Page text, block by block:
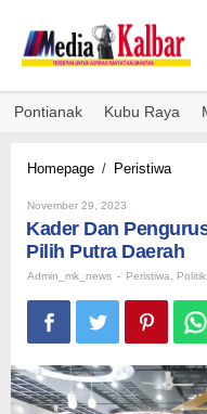
content
Pontianak Kubu Raya
Homepage / PeristiwaKader
PPP
Mati
Pilih
Putra
November 29, 2023
Kader Dan
Pilih Putra Daerah
Admin_mk_news - Peristiwa Politik